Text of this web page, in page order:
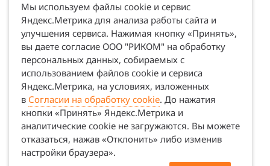
Мы используем файлы cookie и сервис
Яндекс.Метрика для анализа работы сайта и
улучшения сервиса. Нажимая кнопку «Принять»,
вы даете согласие ООО "РИКОМ" на обработку
персональных данных, собираемых с
использованием файлов cookie и сервиса
Яндекс.Метрика, на условиях, изложенных
в Согласии на обработку cookie. До нажатия
кнопки «Принять» Яндекс.Метрика и
аналитические cookie не загружаются. Вы можете
отказаться, нажав «Отклонить» либо изменив
настройки браузера».